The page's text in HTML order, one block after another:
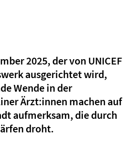
2025, der von UNICEF
ausgerichtet wird,
Wende in der
Ärzt:innen machen auf
aufmerksam, die durch
droht.